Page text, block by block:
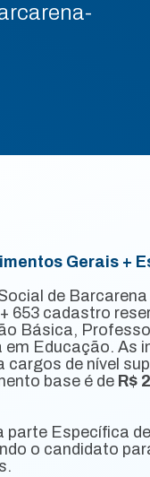
Gerais +
de Barcarena
653 cadastro
Básica,
Educação. As
de nível
base é de R$
parte Específica de
o candidato